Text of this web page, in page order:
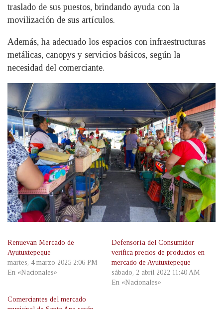
traslado de sus puestos, brindando ayuda con la
movilización de sus artículos.
Además, ha adecuado los espacios con infraestructuras
metálicas, canopys y servicios básicos, según la
necesidad del comerciante.
Renuevan Mercado de
Ayutuxtepeque
martes, 4 marzo 2025 2:06 PM
En «Nacionales»
Defensoría del Consumidor
verifica precios de productos en
mercado de Ayutuxtepeque
sábado, 2 abril 2022 11:40 AM
En «Nacionales»
Comerciantes del mercado